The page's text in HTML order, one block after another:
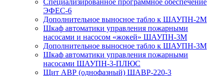
ЭФЕС-6
Дополнительное выносное табло к ШАУПН-2М
Шкаф автоматики управления пожарными
насосами и насосом «жокей» ШАУПН-3М
Дополнительное выносное табло к ШАУПН-3М
Шкаф автоматики управления пожарными
насосами ШАУПН-3-ПЛЮС
Щит АВР (однофазный) ШАВР-220-3